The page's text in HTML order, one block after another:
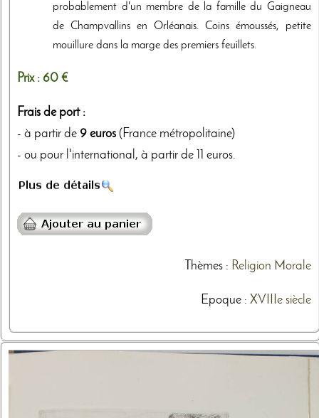
probablement d'un membre de la famille du Gaigneau
de Champvallins en Orléanais. Coins émoussés, petite
mouillure dans la marge des premiers feuillets.
Prix : 60 €
Frais de port :
- à partir de 9 euros (France métropolitaine)
- ou pour l'international, à partir de 11 euros.
Thèmes: Religion Morale
Epoque : XVIIIe siècle